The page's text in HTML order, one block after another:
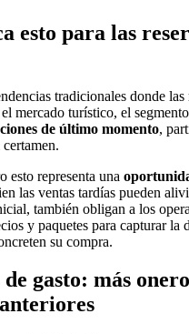
esto para las
tradicionales donde las
mercado turístico, el
de último momento,
esto representa una
las ventas tardías pueden
también obligan a los
y paquetes para capturar la
su compra.
gasto: más